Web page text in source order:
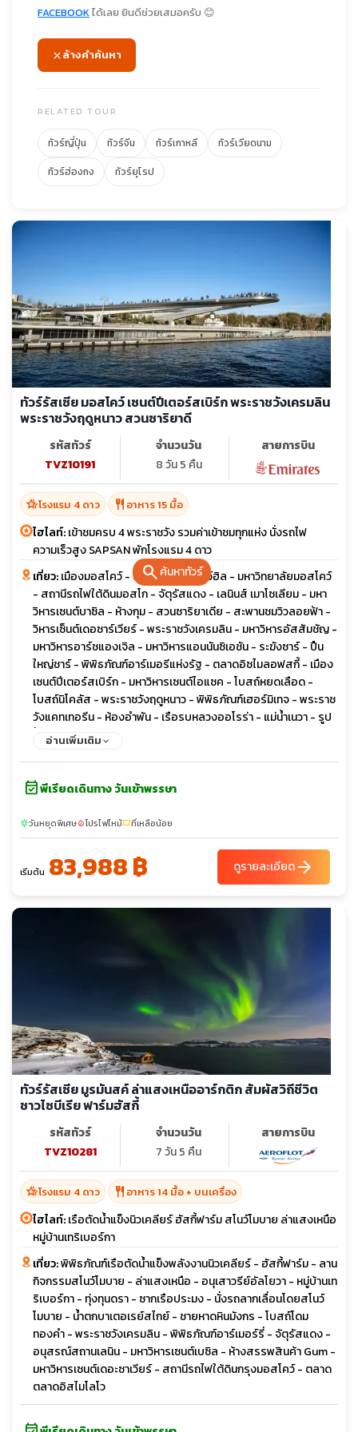
searchค้นหาทัวร์
FACEBOOKได้เลย ยินดีช่วยเสมอครับ 😊
ล้างคำค้นหา
RELATED TOUR
ทัวร์ญี่ปุ่น ทัวร์จีน ทัวร์เกาหลี
ทัวร์เวียดนาม
ทัวร์ฮ่องกง
ทัวร์ยุโรป
ทัวร์รัสเซีย มอสโคว์ เซนต์ปีเตอร์สเบิร์ก พระราชวังเครมลิน
พระราชวังฤดูหนาว สวนซาริยาดี
รหัสทัวร์
TVZ10191
จำนวนวัน
8 วัน 5 คืน
สายการบิน
hotel_classโรงแรม 4 ดาว restaurant อาหาร 15 มื้อ
ไฮไลท์:เข้าชมครบ 4 พระราชวัง รวมค่าเข้าชมทุกแห่ง นั่งรถไฟ
ความเร็วสูง SAPSAN พักโรงแรม 4 ดาว
เที่ยว:เมืองมอสโคว์ - ยอดเขาสแปร์โรว์ฮิล - มหาวิทยาลัยมอสโคว์
- สถานีรถไฟใต้ดินมอสโก - จัตุรัสแดง - เลนินส์ เมาโซเลียม - มหา
วิหารเซนต์บาซิล - ห้างกุม - สวนซาริยาเดีย - สะพานชมวิวลอยฟ้า -
วิหารเซ็นต์เดอซาร์เวียร์ - พระราชวังเครมลิน - มหาวิหารอัสสัมชัญ -
มหาวิหารอาร์ชแองเจิล - มหาวิหารแอนนันซิเอชัน - ระฆังซาร์ - ปืน
ใหญ่ชาร์ - พิพิธภัณฑ์อาร์เมอรีแห่งรัฐ - ตลาดอิซไมลอฟสกี้ - เมือง
เซนต์ปีเตอร์สเบิร์ก - มหาวิหารเซนต์ไอแซค - โบสถ์หยดเลือด -
โบสถ์นิโคลัส - พระราชวังฤดูหนาว - พิพิธภัณฑ์เฮอร์มิเทจ - พระราช
วังแคทเทอรีน - ห้องอำพัน - เรือรบหลวงออโรร่า - แม่น้ำเนวา - รูป
ปั้นสฟิงซ์ - พระราชวังฤดูร้อนปีเตอร์ฮอฟ - ป้อมปีเตอร์แอนด์ปอล
อ่านเพิ่มเติม
event_availableพีเรียดเดินทาง วันเข้าพรรษา
sunnyวันหยุดพิเศษlocal_fire_departmentโปรไฟไหม้confirmation_numberที่เหลือน้อย
เริ่มต้น 83,988 ฿ ดูรายละเอียดarrow_forward
ทัวร์รัสเซีย มูรมันสค์ ล่าแสงเหนืออาร์กติก สัมผัสวิถีชีวิต
ชาวไซบีเรีย ฟาร์มฮัสกี้
รหัสทัวร์
TVZ10281
จำนวนวัน
7 วัน 5 คืน
สายการบิน
hotel_classโรงแรม 4 ดาว restaurant อาหาร 14 มื้อ + บนเครื่อง
ไฮไลท์:เรือตัดน้ำแข็งนิวเคลียร์ ฮัสกี้ฟาร์ม สโนว์โมบาย ล่าแสงเหนือ
หมู่บ้านเทริเบอร์กา
เที่ยว:พิพิธภัณฑ์เรือตัดน้ำแข็งพลังงานนิวเคลียร์ - ฮัสกี้ฟาร์ม - ลาน
กิจกรรมสโนว์โมบาย - ล่าแสงเหนือ - อนุเสาวรีย์อัลโยวา - หมู่บ้านเท
ริเบอร์กา - ทุ่งทุนดรา - ซากเรือประมง - นั่งรถลากเลื่อนโดยสโนว์
โมบาย - น้ำตกบาเตอเรย์สไกย์ - ชายหาดหินมังกร - โบสถ์โดม
ทองคำ - พระราชวังเครมลิน - พิพิธภัณฑ์อาร์เมอร์รี่ - จัตุรัสแดง -
อนุสรณ์สถานเลนิน - มหาวิหารเซนต์เบซิล - ห้างสรรพสินค้า Gum -
มหาวิหารเซนต์เดอะซาเวียร์ - สถานีรถไฟใต้ดินกรุงมอสโคว์ - ตลาด
ตลาดอิสไมโลโว